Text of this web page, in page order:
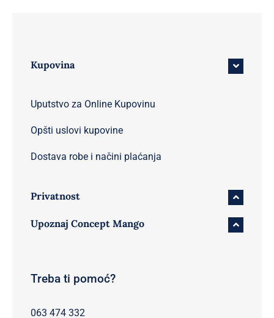
Kupovina
Uputstvo za Online Kupovinu
Opšti uslovi kupovine
Dostava robe i načini plaćanja
Privatnost
Upoznaj Concept Mango
Treba ti pomoć?
063 474 332